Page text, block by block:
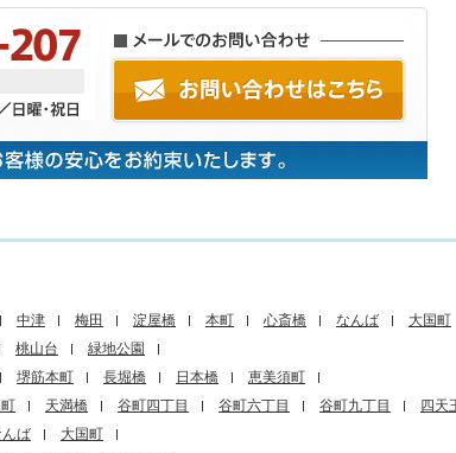
中津 梅田 淀屋橋 本町 心斎橋 なんば 大国町
桃山台
緑地公園
堺筋本町 長堀橋 日本橋
恵美須町
天満橋 谷町四丁目 谷町六丁目 谷町九丁目 四天
ば
大国町